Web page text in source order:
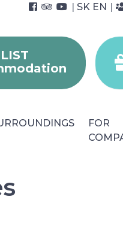
| SK EN |
FOR